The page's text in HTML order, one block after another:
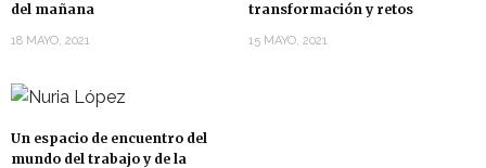
del mañana
18 MAYO, 2021
transformación y retos
15 MAYO, 2021
Un espacio de encuentro del
mundo del trabajo y de la